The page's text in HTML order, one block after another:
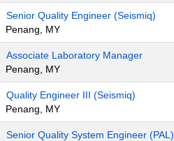
Senior Quality Engineer (Seismiq)
Penang, MY
Associate Laboratory Manager
Penang, MY
Quality Engineer III (Seismiq)
Penang, MY
Senior Quality System Engineer (PAL)